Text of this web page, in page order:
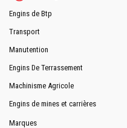
Engins de Btp
Transport
Manutention
Engins De Terrassement
Machinisme Agricole
Engins de mines et carrières
Marques